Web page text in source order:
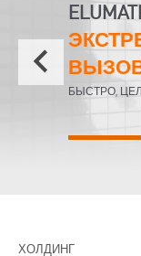
БЫСТРО,
keyboard_arrow_left
ХОЛДИНГ